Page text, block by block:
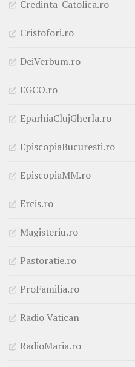
Credinta-Catolica.ro
Cristofori.ro
DeiVerbum.ro
EGCO.ro
EparhiaClujGherla.ro
EpiscopiaBucuresti.ro
EpiscopiaMM.ro
Ercis.ro
Magisteriu.ro
Pastoratie.ro
ProFamilia.ro
Radio Vatican
RadioMaria.ro